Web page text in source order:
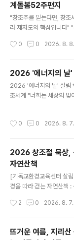
계돌봄52주편지
"창조주를 믿는다면, 창조
라 제자도의 핵심입니다"
과 구체적인 실천 가이드
서 활용할 수 있습니다. 환
로서 기후위기 시대 교회
체적 응답입니다. 이번 주
조세계 돌봄 52주 캠페
0 0 2026. 8. 8.
2026 '에너지의 날'
2026 '에너지의 날' 살림
조세계 "너희는 세상의 빛
던 날을 기억하며 시작되
이며, 우리가 어떤 에너지
신앙의 실천입니다. 오늘,
자연의 빛과 바람을 기억
세대를 위한 사랑을 시작
0 0 2026. 8. 7.
2026 창조절 묵상,
자연산책
[기독교환경교육센터 살
경을 따라 걷는 자연산책
5)지난해 창조절, 기독교
는 구약의 말씀을 따라 창
을 함께 걸었습니다. 매일
2 0 2026. 8. 7.
뜨거운 여름, 지리